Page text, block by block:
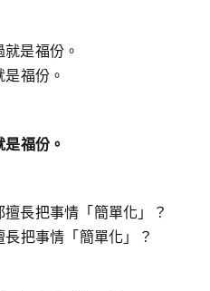
福份。
福份。
把事情「簡單化」？